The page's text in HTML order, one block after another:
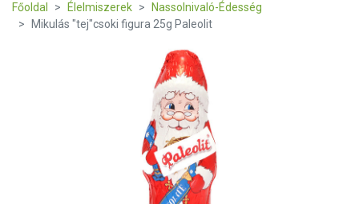
Főoldal Élelmiszerek
Nassolnivaló-Édesség
Mikulás "tej"csoki figura 25g Paleolit